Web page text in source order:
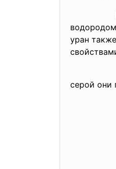
Как и
уран
При
серой они